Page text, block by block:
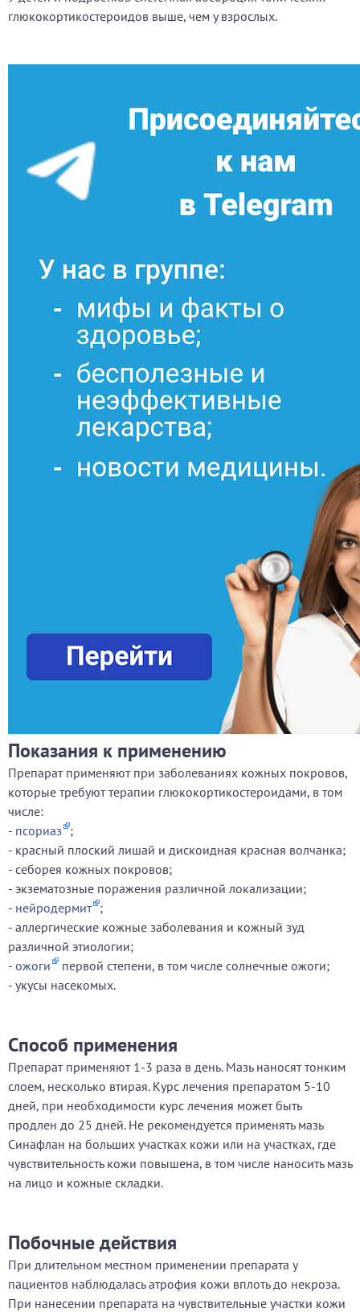
глюкокортикостероидов выше, чем у взрослых.
Показания к применению
Препарат применяют при заболеваниях кожных покровов,
которые требуют терапии глюкокортикостероидами, в том
числе:
- псориаз ;
- красный плоский лишай и дискоидная красная волчанка;
- себорея кожных покровов;
- экзематозные поражения различной локализации;
- нейродермит ;
- аллергические кожные заболевания и кожный зуд
различной этиологии;
- ожоги
первой степени, в том числе солнечные ожоги;
- укусы насекомых.
Способ применения
Препарат применяют 1-3 раза в день. Мазь наносят тонким
слоем, несколько втирая. Курс лечения препаратом 5-10
дней, при необходимости курс лечения может быть
продлен до 25 дней. Не рекомендуется применять мазь
Синафлан на больших участках кожи или на участках, где
чувствительность кожи повышена, в том числе наносить мазь
на лицо и кожные складки.
Побочные действия
При длительном местном применении препарата у
пациентов наблюдалась атрофия кожи вплоть до некроза.
При нанесении препарата на чувствительные участки кожи